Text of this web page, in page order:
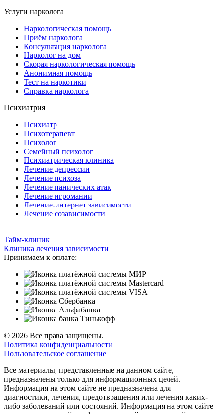
Услуги нарколога
Наркологическая помощь
Приём нарколога
Консультация нарколога
Нарколог на дом
Скорая наркологическая помощь
Анонимная помощь
Тест на наркотики
Справка нарколога
Психиатрия
Психиатр
Психотерапевт
Психолог
Семейный психолог
Психиатрическая клиника
Лечение депрессии
Лечение психоза
Лечение панических атак
Лечение игромании
Лечение-интернет зависимости
Лечение созависимости
Тайм-клиник
Клиника лечения зависимости
Принимаем к оплате:
© 2026 Все права защищены.
Политика конфиденциальности
Пользовательское соглашение
Все материалы, представленные на данном сайте,
предназначены только для информационных целей.
Информация на этом сайте не предназначена для
диагностики, лечения, предотвращения или лечения каких-
либо заболеваний или состояний. Информация на этом сайте